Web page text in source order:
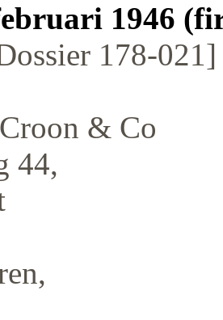
1946
178-
& Co
44,